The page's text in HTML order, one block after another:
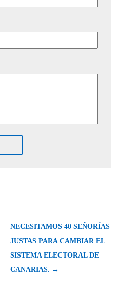
NECESITAMOS 40 SEÑORÍAS
JUSTAS PARA CAMBIAR EL
SISTEMA ELECTORAL DE
CANARIAS. →